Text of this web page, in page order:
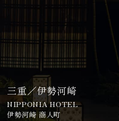
三重／伊勢河崎
NIPPONIA HOTEL
伊勢河崎 商人町